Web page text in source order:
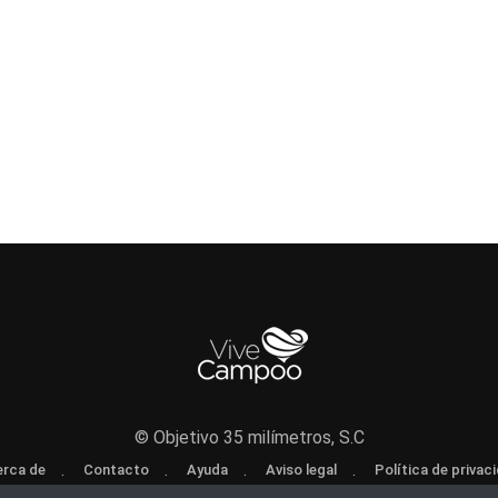
© Objetivo 35 milímetros, S.C
de Contacto Ayuda Aviso legal Política de